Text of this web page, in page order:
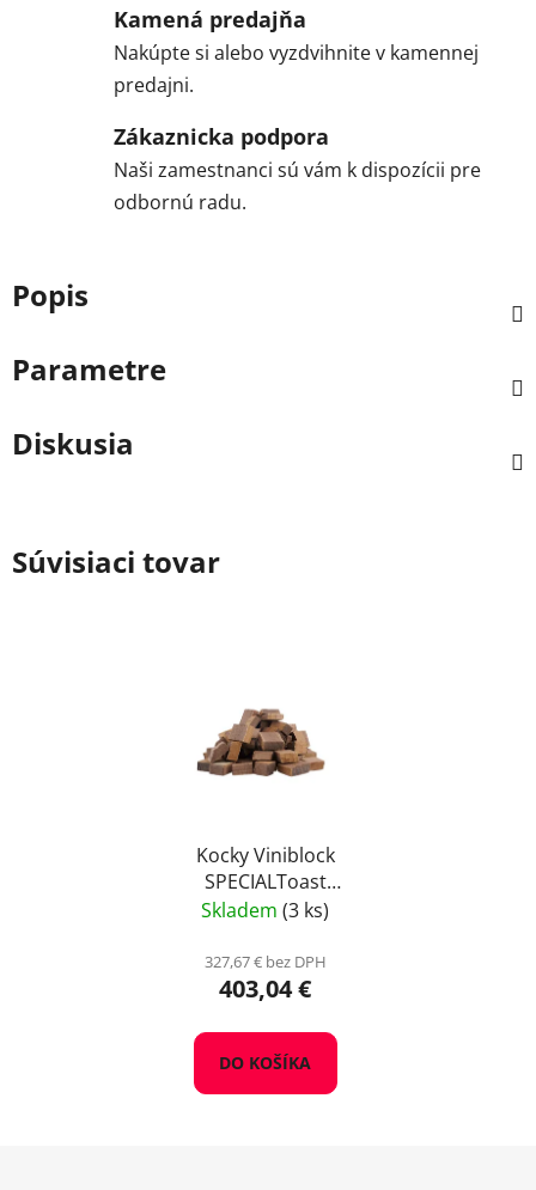
Kamená predajňa
Nakúpte si alebo vyzdvihnite v kamennej
predajni.
Zákaznicka podpora
Naši zamestnanci sú vám k dispozícii pre
odbornú radu.
Popis
Parametre
Diskusia
Súvisiaci tovar
Kocky Viniblock
SPECIALToast
American Oak Sweet
Skladem (3 ks)
327,67 € bez DPH
403,04 €
DO KOŠÍKA